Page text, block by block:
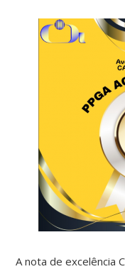
A nota de excelência